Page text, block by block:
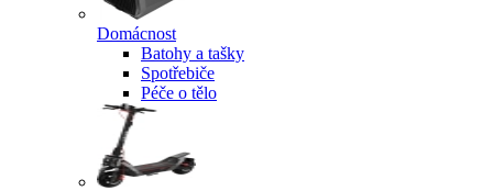
Domácnost
Batohy a tašky
Spotřebiče
Péče o tělo